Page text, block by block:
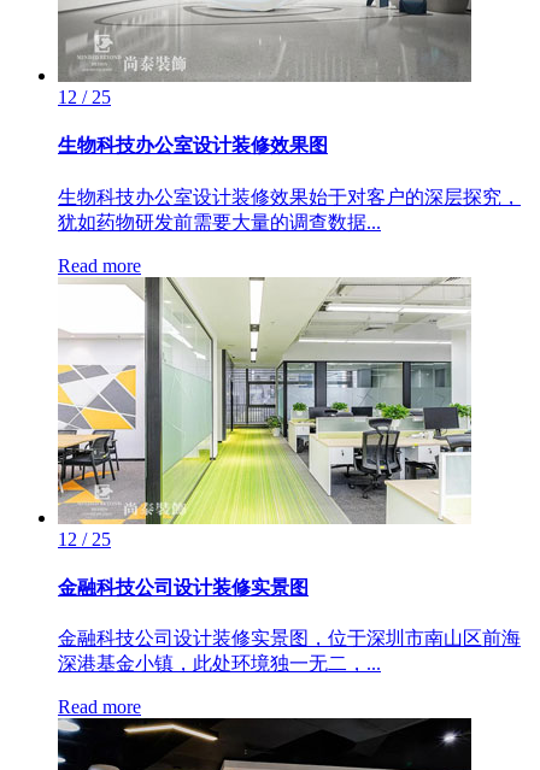
12 / 25
生物科技办公室设计装修效果图
生物科技办公室设计装修效果始于对客户的深层探究，
犹如药物研发前需要大量的调查数据...
Read more
12 / 25
金融科技公司设计装修实景图
金融科技公司设计装修实景图，位于深圳市南山区前海
深港基金小镇，此处环境独一无二，...
Read more